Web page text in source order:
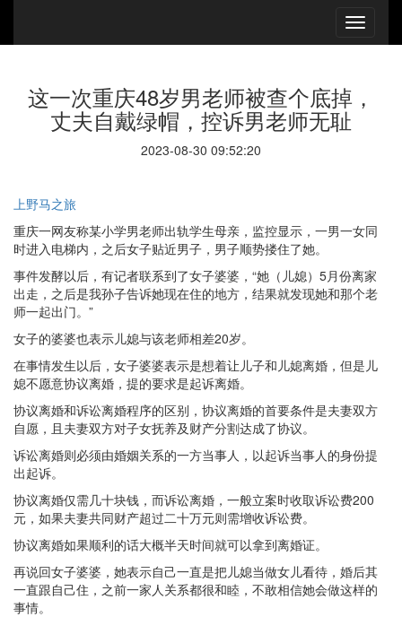
这一次重庆48岁男老师被查个底掉，
丈夫自戴绿帽，控诉男老师无耻
2023-08-30 09:52:20
上野马之旅
重庆一网友称某小学男老师出轨学生母亲，监控显示，一男一女同
时进入电梯内，之后女子贴近男子，男子顺势搂住了她。
事件发酵以后，有记者联系到了女子婆婆，“她（儿媳）5月份离家
出走，之后是我孙子告诉她现在住的地方，结果就发现她和那个老
师一起出门。”
女子的婆婆也表示儿媳与该老师相差20岁。
在事情发生以后，女子婆婆表示是想着让儿子和儿媳离婚，但是儿
媳不愿意协议离婚，提的要求是起诉离婚。
协议离婚和诉讼离婚程序的区别，协议离婚的首要条件是夫妻双方
自愿，且夫妻双方对子女抚养及财产分割达成了协议。
诉讼离婚则必须由婚姻关系的一方当事人，以起诉当事人的身份提
出起诉。
协议离婚仅需几十块钱，而诉讼离婚，一般立案时收取诉讼费200
元，如果夫妻共同财产超过二十万元则需增收诉讼费。
协议离婚如果顺利的话大概半天时间就可以拿到离婚证。
再说回女子婆婆，她表示自己一直是把儿媳当做女儿看待，婚后其
一直跟自己住，之前一家人关系都很和睦，不敢相信她会做这样的
事情。